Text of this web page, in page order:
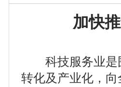
加快
科技服务业是
转化及产业化，